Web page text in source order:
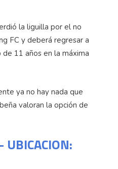
la liguilla por el no
FC y deberá regresar a
11 años en la máxima
ya no hay nada que
valoran la opción de